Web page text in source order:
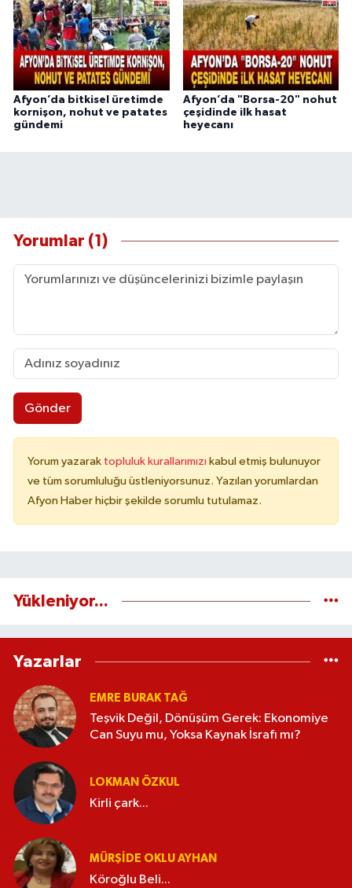
Afyon’da bitkisel üretimde
kornişon, nohut ve patates
gündemi
Afyon’da "Borsa-20" nohut
çeşidinde ilk hasat
heyecanı
Yorumlar (1)
Gönder
Yorum yazarak topluluk kurallarımızı kabul etmiş bulunuyor
ve tüm sorumluluğu üstleniyorsunuz. Yazılan yorumlardan
Afyon Haber hiçbir şekilde sorumlu tutulamaz.
Yükleniyor...
Yazarlar
EMRE BURAK TAĞ
Teşvik Değil, Dönüşüm Gerek: Ekonomiye
Can Suyu mu, Yoksa Kaynak İsrafı mı?
LOKMAN ÖZKUL
Kirli çark...
MÜRŞIDE OKLU AYHAN
Köroğlu Beli...